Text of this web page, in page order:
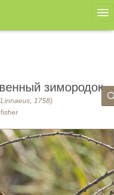
зимородок
1758)